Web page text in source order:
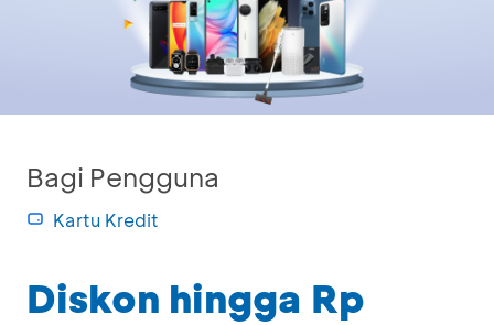
Bagi Pengguna
Kartu Kredit
Diskon hingga Rp